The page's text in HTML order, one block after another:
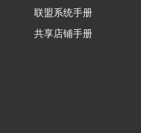
联盟系统手册
共享店铺手册